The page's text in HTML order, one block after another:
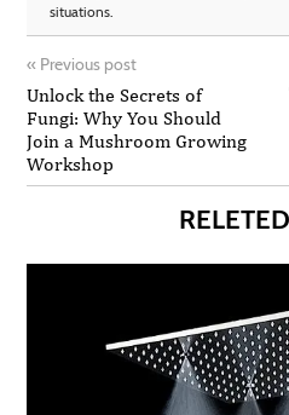
situations.
« Previous post
Unlock the Secrets of
Fungi: Why You Should
Join a Mushroom Growing
Workshop